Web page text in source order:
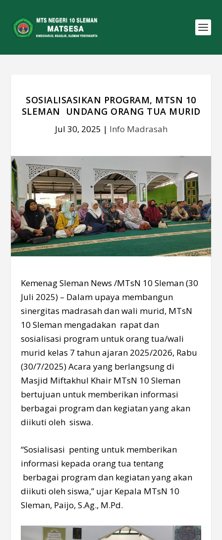
SOSIALISASIKAN PROGRAM, MTSN 10
SLEMAN UNDANG ORANG TUA MURID
Jul 30, 2025 | Info Madrasah
Kemenag Sleman News /MTsN 10 Sleman (30
Juli 2025) – Dalam upaya membangun
sinergitas madrasah dan wali murid, MTsN
10 Sleman mengadakan rapat dan
sosialisasi program untuk orang tua/wali
murid kelas 7 tahun ajaran 2025/2026, Rabu
(30/7/2025) Acara yang berlangsung di
Masjid Miftakhul Khair MTsN 10 Sleman
bertujuan untuk memberikan informasi
berbagai program dan kegiatan yang akan
diikuti oleh siswa.
“Sosialisasi penting untuk memberikan
informasi kepada orang tua tentang
berbagai program dan kegiatan yang akan
diikuti oleh siswa,” ujar Kepala MTsN 10
Sleman, Paijo, S.Ag., M.Pd.